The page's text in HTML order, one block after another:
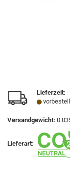
Lieferzeit:
Versandgewicht:
Lieferart: